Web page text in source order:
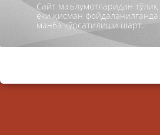
Сайт маълумотларидан тўлиқ
ёки қисман фойдаланилганда,
манба кўрсатилиши шарт.